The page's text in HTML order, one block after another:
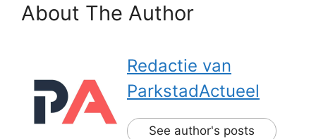
About The Author
Redactie van
ParkstadActueel
See author's posts